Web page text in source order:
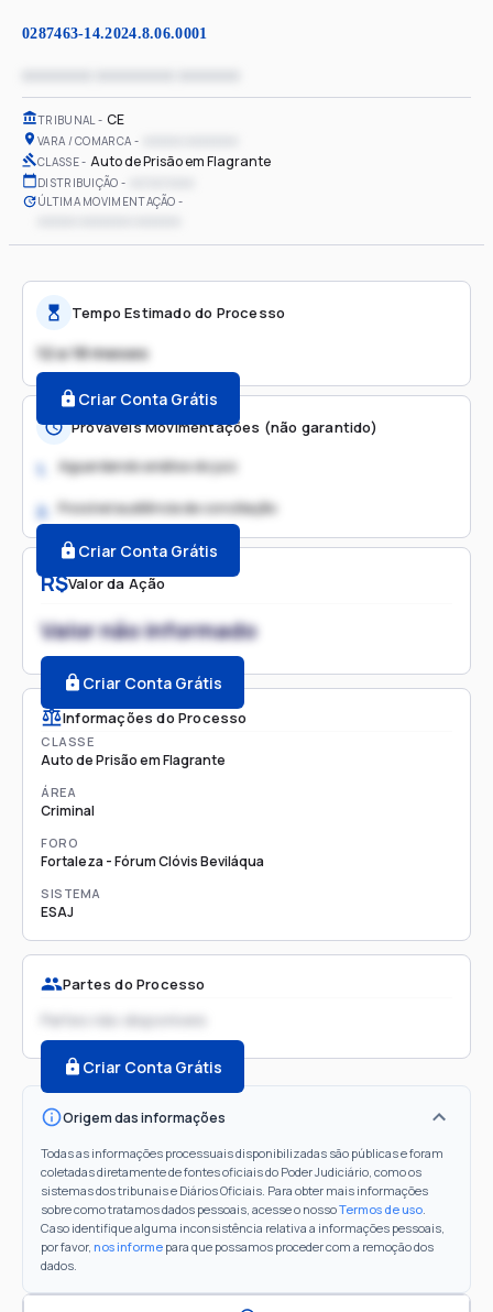
0287463-14.2024.8.06.0001
TRIBUNAL CE
VARA / COMARCA
CLASSE Auto de Prisão em Flagrante
DISTRIBUIÇÃO
ÚLTIMA MOVIMENTAÇÃO
R$Valor da Ação
Valor não informado
Criar Conta Grátis
Informações do Processo
CLASSE
Auto de Prisão em Flagrante
ÁREA
Criminal
FORO
Fortaleza - Fórum Clóvis Beviláqua
SISTEMA
ESAJ
Partes do Processo
Partes não disponíveis
Criar Conta Grátis
Origem das informações
Todas as informações processuais disponibilizadas são públicas e foram
coletadas diretamente de fontes oficiais do Poder Judiciário, como os
sistemas dos tribunais e Diários Oficiais. Para obter mais informações
sobre como tratamos dados pessoais, acesse o nossoTermos de uso.
Caso identifique alguma inconsistência relativa a informações pessoais,
por favor, nos informe para que possamos proceder com a remoção dos
dados.
Tempo Estimado do Processo
12 a 18 meses
Criar Conta Grátis
Prováveis Movimentações (não garantido)
1. Aguardando análise do juiz
2. Possível audiência de conciliação
Criar Conta Grátis